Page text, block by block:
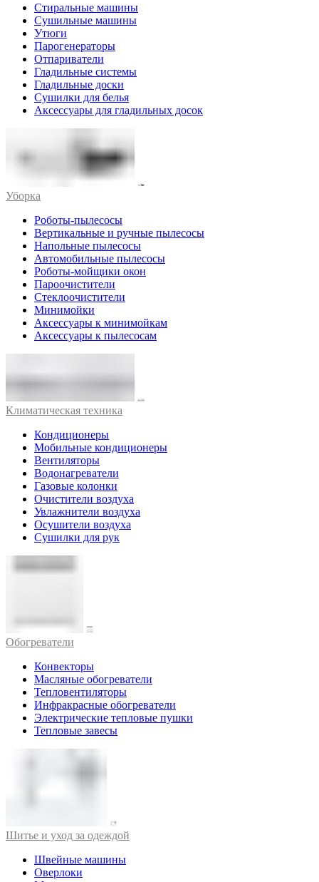
Стиральные машины
Сушильные машины
Утюги
Парогенераторы
Отпариватели
Гладильные системы
Гладильные доски
Сушилки для белья
Аксессуары для гладильных досок
Уборка
Роботы-пылесосы
Вертикальные и ручные пылесосы
Напольные пылесосы
Автомобильные пылесосы
Роботы-мойщики окон
Пароочистители
Стеклоочистители
Минимойки
Аксессуары к минимойкам
Аксессуары к пылесосам
Климатическая техника
Кондиционеры
Мобильные кондиционеры
Вентиляторы
Водонагреватели
Газовые колонки
Очистители воздуха
Увлажнители воздуха
Осушители воздуха
Сушилки для рук
Обогреватели
Конвекторы
Масляные обогреватели
Тепловентиляторы
Инфракрасные обогреватели
Электрические тепловые пушки
Тепловые завесы
Шитье и уход за одеждой
Швейные машины
Оверлоки